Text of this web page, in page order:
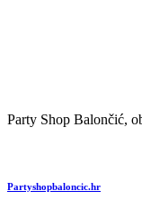
Party Shop Balončić,
Partyshopbaloncic.hr